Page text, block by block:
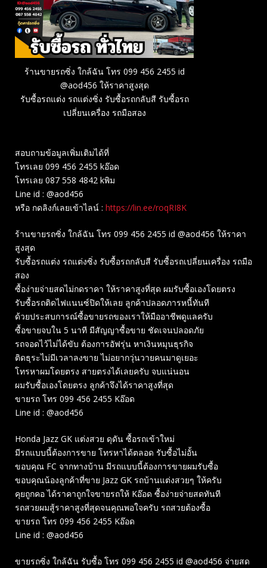
ร้านขายรถซิ่ง ใกล้ฉัน โทร 099 456 2455 id
@aod456 ให้ราคาสูงสุด
รับซื้อรถแต่ง รถแต่งซิ่ง รับซื้อรถกลับสี รับซื้อรถ
เปลี่ยนเครื่อง รถมือสอง
สอบถามข้อมูลเพิ่มเติมได้ที่
โทรเลย 099 456 2455 kอ๊อด
โทรเลย 087 558 4842 kพิม
Line id : @aod456
หรือ กดลิงก์เลยเข้าไลน์ : https://lin.ee/roqRI8K
ร้านขายรถซิ่ง ใกล้ฉัน โทร 099 456 2455 id @aod456 ให้ราคา
สูงสุด
รับซื้อรถแต่ง รถแต่งซิ่ง รับซื้อรถกลับสี รับซื้อรถเปลี่ยนเครื่อง รถมือ
สอง
ซื้อง่ายจ่ายสดไม่กดราคา ให้ราคาสูงที่สุด ผมรับซื้อเองโดยตรง
รับซื้อรถติดไฟแนนซ์ปิดให้เลย ลูกค้าปลอดภารหนี้ทันที
ด้วยประสบการณ์ซื้อขายรถของเราให้มืออาชีพดูแลครับ
ซื้อขายจบใน 5 นาที มีสัญญาซื้อขาย ชัดเจนปลอดภัย
รถจอดไว้ไม่ได้ขับ ต้องการอัฟรุ่น หาเงินหมุนธุรกิจ
ติดธุระไม่มีเวลาลงขาย ไม่อยากวุ่นวายคนมาดูเยอะ
โทรหาผมโดยตรง สายตรงได้เลยครับ จบแน่นอน
ผมรับซื้อเองโดยตรง ลูกค้าจึงได้ราคาสูงที่สุด
ขายรถ โทร 099 456 2455 Kอ๊อด
Line id : @aod456
Honda Jazz GK แต่งสวย ดุดัน ซื้อรถเข้าใหม่
มีรถแบบนี้ต้องการขาย โทรหาได้ตลอด รับซื้อไม่อั้น
ขอบคุณ FC จากทางบ้าน มีรถแบบนี้ต้องการขายผมรับซื้อ
ขอบคุณน้องลูกค้าที่ขาย Jazz GK รถบ้านแต่งสวยๆ ให้ครับ
คุยถูกคอ ได้ราคาถูกใจขายรถให้ Kอ๊อด ซื้อง่ายจ่ายสดทันที
รถสวยผมสู้ราคาสูงที่สุดจนคุณพอใจครับ รถสวยต้องซื้อ
ขายรถ โทร 099 456 2455 Kอ๊อด
Line id : @aod456
ขายรถซิ่ง ใกล้ฉัน รับซื้อ โทร 099 456 2455 id @aod456 จ่ายสด